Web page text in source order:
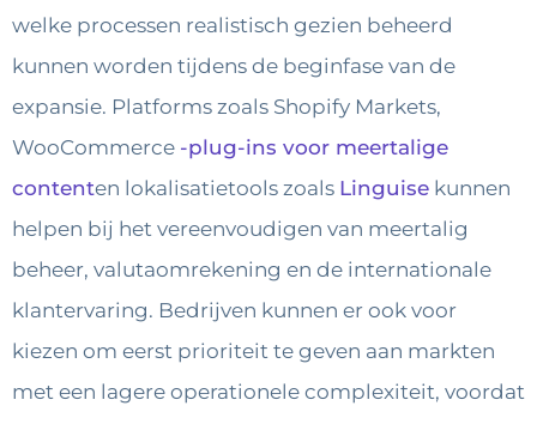
welke processen realistisch gezien beheerd
kunnen worden tijdens de beginfase van de
expansie. Platforms zoals Shopify Markets,
WooCommerce -plug-ins voor meertalige
contenten lokalisatietools zoals Linguise kunnen
helpen bij het vereenvoudigen van meertalig
beheer, valutaomrekening en de internationale
klantervaring. Bedrijven kunnen er ook voor
kiezen om eerst prioriteit te geven aan markten
met een lagere operationele complexiteit, voordat